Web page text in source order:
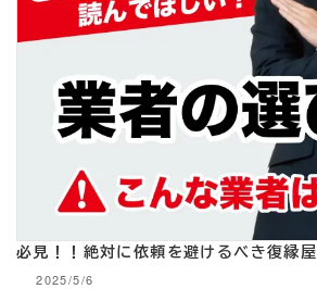
必見！！絶対に依頼を避けるべき復縁屋
2025/5/6